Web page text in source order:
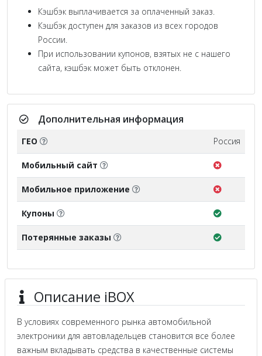
Кэшбэк выплачивается за оплаченный заказ.
Кэшбэк доступен для заказов из всех городов
России.
При использовании купонов, взятых не с нашего
сайта, кэшбэк может быть отклонен.
Дополнительная информация
ГЕО Россия
Мобильный сайт
Мобильное приложение
Купоны
Потерянные заказы
Описание iBOX
В условиях современного рынка автомобильной
электроники для автовладельцев становится все более
важным вкладывать средства в качественные системы